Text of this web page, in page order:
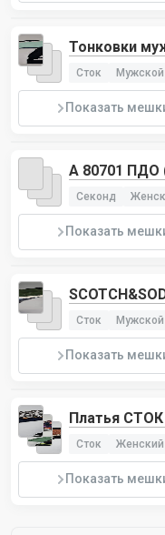
Тонковки
Сток Мужской
Показать
А 80701 ПДО
Секонд
Показать
Сток Мужской
Показать
Платья СТОК
Сток Женский
Показать